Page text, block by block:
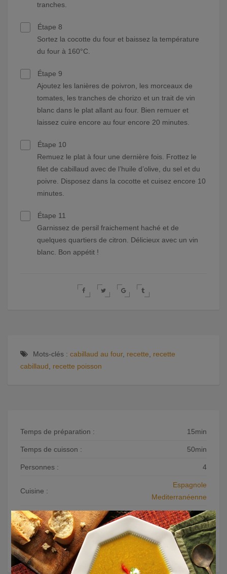
tranches.
Étape 8
Sortez la cocotte du four et baissez la température
du four à 160°C.
Étape 9
Ajoutez les lanières de poivron, les morceaux de
tomates, les tranches de chorizo et un trait de vin
blanc dans le plat allant au four. Bien remuer et
laissez cuire encore au four encore 20 minutes.
Étape 10
Remuez le plat à four une dernière fois. Frottez le
filet de cabillaud avec de l’huile d’olive, du sel et du
poivre. Disposez dans la cocotte et cuisez encore 10
minutes.
Étape 11
Garnissez de persil fraichement haché et de
quelques quartiers de citron. Délicieux avec un vin
blanc. Bon appétit !
Mots-clés : cabillaud au four, recette
recette
cabillaud
recette poisson
Temps de préparation : 15min
Temps de cuisson : 50min
Personnes : 4
Cuisine :
Espagnole
Mediterranéenne
Catégorie : Plats principaux
Niveau :
Note :
×